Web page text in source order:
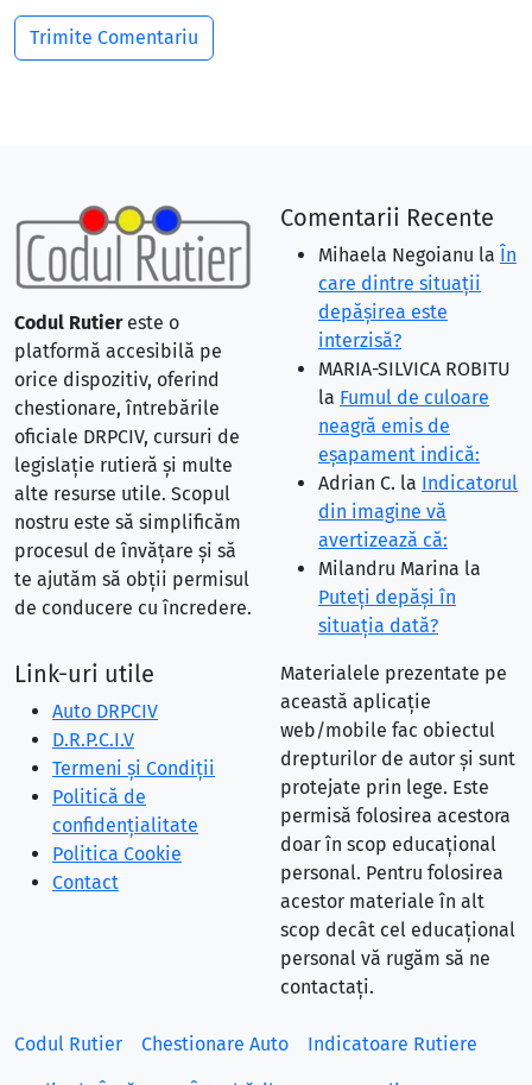
Codul Rutiereste o
platformă accesibilă pe
orice dispozitiv, oferind
chestionare, întrebările
oficiale DRPCIV, cursuri de
legislație rutieră și multe
alte resurse utile. Scopul
nostru este să simplificăm
procesul de învățare și să
te ajutăm să obții permisul
de conducere cu încredere.
Comentarii Recente
Mihaela Negoianu la În
care dintre situaţii
depăşirea este
interzisă?
MARIA-SILVICA ROBITU
la Fumul de culoare
neagră emis de
eşapament indică:
Adrian C. la Indicatorul
din imagine vă
avertizează că:
Milandru Marina la
Puteţi depăşi în
situaţia dată?
Link-uri utile
Auto DRPCIV
D.R.P.C.I.V
Termeni și Condiții
Politică de
confidențialitate
Politica Cookie
Contact
Materialele prezentate pe
această aplicație
web/mobile fac obiectul
drepturilor de autor și sunt
protejate prin lege. Este
permisă folosirea acestora
doar în scop educațional
personal. Pentru folosirea
acestor materiale în alt
scop decât cel educațional
personal vă rugăm să ne
contactați.
Codul Rutier Chestionare Auto Indicatoare Rutiere